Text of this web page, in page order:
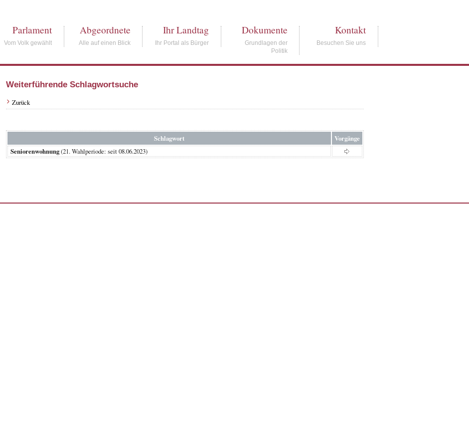
Parlament
Vom Volk gewählt
Abgeordnete
Alle auf einen Blick
Ihr Landtag
Ihr Portal als Bürger
Dokumente
Grundlagen der
Politik
Kontakt
Besuchen Sie uns
Weiterführende Schlagwortsuche
Zurück
Schlagwort
Vorgänge
Seniorenwohnung(21. Wahlperiode: seit 08.06.2023)